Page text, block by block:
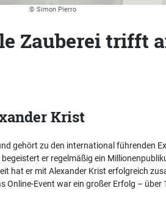
© Simon Pierro
Zauberei trifft
Krist
gehört zu den international führenden
er regelmäßig ein
hat er mit Alexander Krist erfolgreich
Online-Event war ein großer Erfolg –